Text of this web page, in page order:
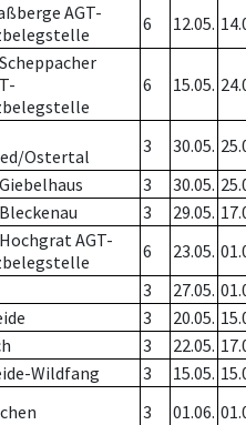
AGT-
6 12.05.
6 15.05.
Ostertal
3 30.05.
3 30.05.
3 29.05.
AGT-
6 23.05.
3 27.05.
3 20.05.
3 22.05.
Wildfang 3 15.05.
3 01.06.